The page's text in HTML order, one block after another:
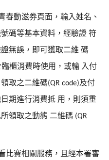
春動滋券頁面，輸入姓名、
碼等基本資料，經驗證 符
無誤，即可獲取二維 碼
臨櫃消費時使用，或輸 入付
取之二維碼(QR code)及付
期進行消費抵 用，則須重
領取之動態 二維碼 (QR
比賽相關服務，且經本署審